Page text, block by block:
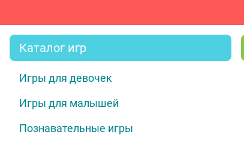
Каталог игр
Игры для девочек
Игры для малышей
Познавательные игры